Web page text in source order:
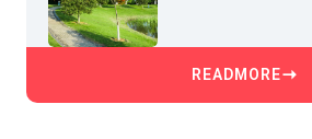
READMORE